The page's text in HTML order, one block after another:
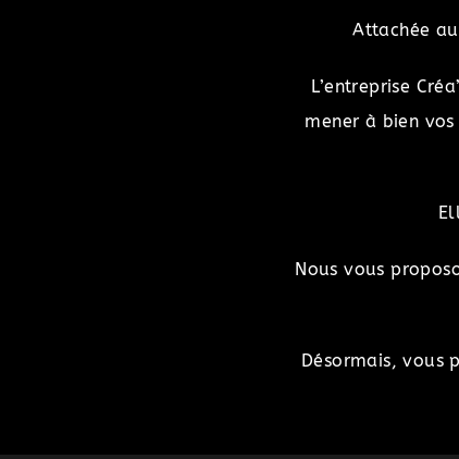
Attachée
L’entreprise
mener à bien
Nous vous
Désormais, vous